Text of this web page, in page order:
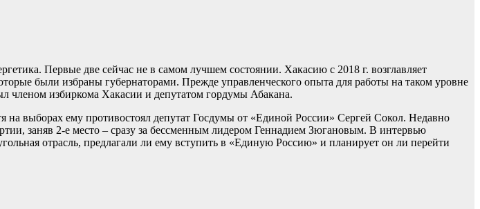
Первые две сейчас не в самом лучшем состоянии. Хакасию с 2018 г. возглавляет
были избраны губернаторами. Прежде управленческого опыта для работы на таком уровне
членом избиркома Хакасии и депутатом гордумы Абакана.
на выборах ему противостоял депутат Госдумы от «Единой России» Сергей Сокол. Недавно
заняв 2-е место – сразу за бессменным лидером Геннадием Зюгановым. В интервью
отрасль, предлагали ли ему вступить в «Единую Россию» и планирует он ли перейти